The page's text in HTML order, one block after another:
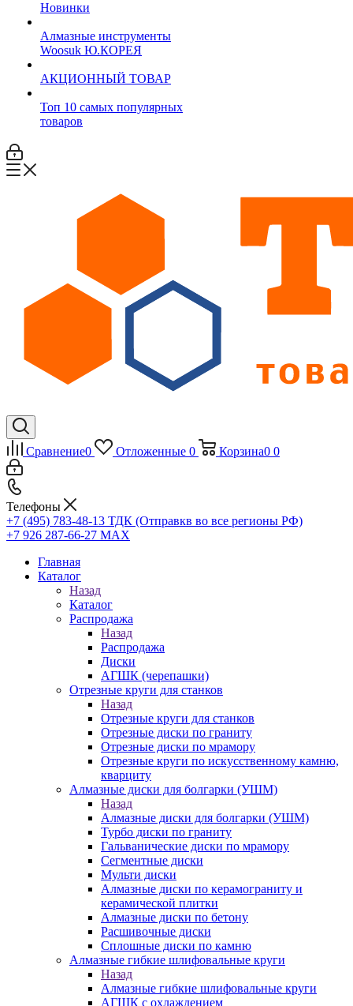
Новинки
Алмазные инструменты
Woosuk Ю.КОРЕЯ
АКЦИОННЫЙ ТОВАР
Топ 10 самых популярных
товаров
Сравнение0 Отложенные 0 Корзина0 0
Телефоны
+7 (495) 783-48-13 ТДК (Отправкв во все регионы РФ)
+7 926 287-66-27 МАХ
Главная
Каталог
Назад
Каталог
Распродажа
Назад
Распродажа
Диски
АГШК (черепашки)
Отрезные круги для станков
Назад
Отрезные круги для станков
Отрезные диски по граниту
Отрезные диски по мрамору
Отрезные круги по искусственному камню,
кварциту
Алмазные диски для болгарки (УШМ)
Назад
Алмазные диски для болгарки (УШМ)
Турбо диски по граниту
Гальванические диски по мрамору
Сегментные диски
Мульти диски
Алмазные диски по керамограниту и
керамической плитки
Алмазные диски по бетону
Расшивочные диски
Сплошные диски по камню
Алмазные гибкие шлифовальные круги
Назад
Алмазные гибкие шлифовальные круги
АГШК с охлаждением